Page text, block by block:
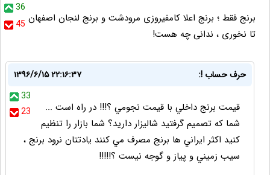
36
45 برنج فقط ؛ برنج اعلا کامفیروزی مرودشت و برنج لنجان اصفهان
تا نخوری ، ندانی چه هست!
حرف حساب !:
۱۳۹۶/۶/۱۵ ۲۲:۱۶:۳۷
33
23
قيمت برنج داخلي با قيمت نجومي ؟!!! در راه است ...
شما كه تصميم گرفتيد شاليزار داريد؟ شما بازار را تنظيم
كنيد اكثر ايراني ها برنج مصرف مي كنند يادتتان نرود برنج ،
سيب زميني و پياز و گوجه نيست ؟!!!!!